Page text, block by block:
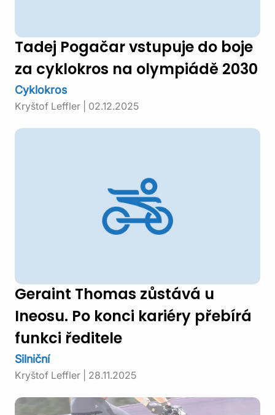
Tadej Pogačar vstupuje do boje
za cyklokros na olympiádě 2030
Cyklokros
Kryštof Leffler 02.12.2025
Geraint Thomas zůstává u
Ineosu. Po konci kariéry přebírá
funkci ředitele
Silniční
Kryštof Leffler 28.11.2025